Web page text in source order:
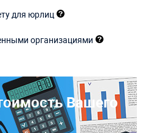
для юрлиц
организациями
Вашего